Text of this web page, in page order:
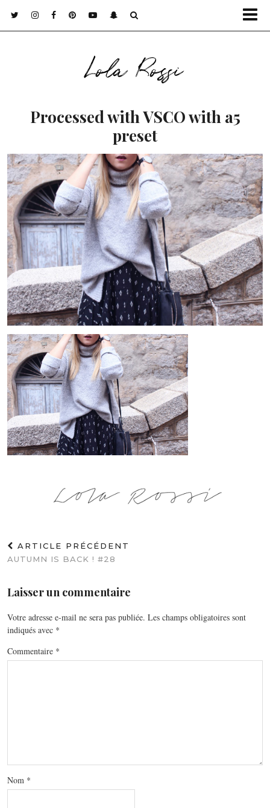
Lola Rossi
Processed with VSCO with a5
preset
ARTICLE PRÉCÉDENT
AUTUMN IS BACK ! #28
Laisser un commentaire
Votre adresse e-mail ne sera pas publiée. Les champs obligatoires sont
indiqués avec *
Commentaire *
Nom *